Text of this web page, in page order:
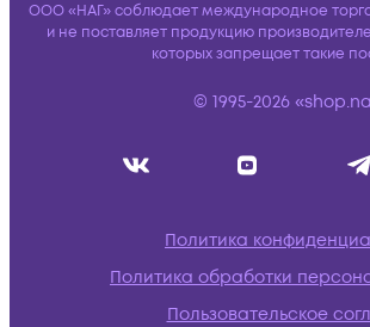
ООО «НАГ» соблюдает международное
и не поставляет продукцию
которых запрещает такие
© 1995-2026
Политика
Политика обработки
Пользовательское